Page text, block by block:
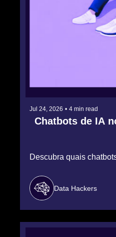
Jul 24, 2026 • 4 min read
Chatbots de IA
Descubra quais
Data Hackers